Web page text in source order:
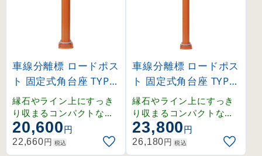
車線分離標 ロードポス
ト 固定式角台座 TYPE-
E(130×220mmベース
) 高さ800mm (37306
3)
縁石やライン上にすっき
り収まるコンパクトな角
台座タイプ。耐久性に優
れたレール状リブ構造と
高輝度反射シートで安全
20,600円
22,660円 税込
車線分離標 ロードポス
ト 固定式角台座 TYPE-
E(130×220mmベース
) 高さ1000mm (3730
64)
縁石やライン上にすっき
り収まるコンパクトな角
台座タイプ。耐久性に優
れたレール状リブ構造と
高輝度反射シートで安全
23,800円
26,180円 税込